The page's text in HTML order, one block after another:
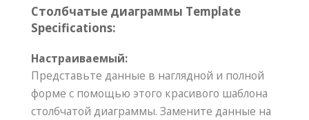
Столбчатые диаграммы Template
Specifications:
Настраиваемый:
Представьте данные в наглядной и полной
форме с помощью этого красивого шаблона
столбчатой диаграммы. Замените данные на